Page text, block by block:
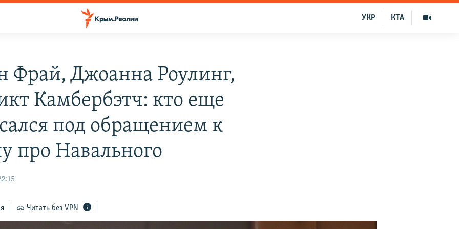
КТА
УКР
Фрай, Джоанна Роулинг,
Камбербэтч: кто еще
под обращением к
про Навального
Читать без VPN